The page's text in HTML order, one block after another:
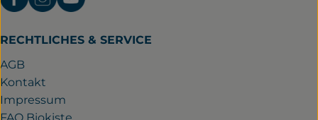
RECHTLICHES & SERVICE
AGB
Kontakt
Impressum